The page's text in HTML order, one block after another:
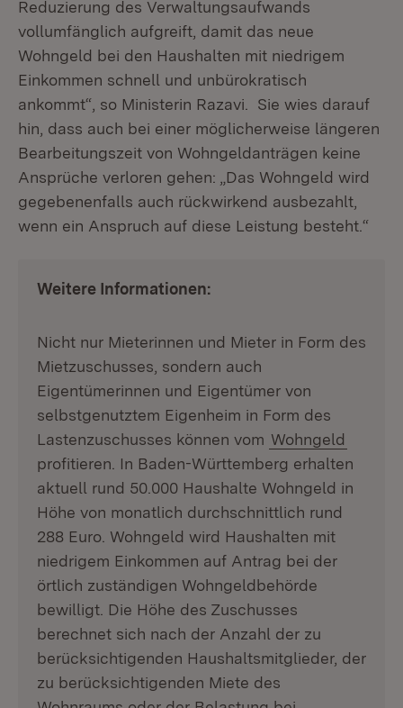
Reduzierung des Verwaltungsaufwands
vollumfänglich aufgreift, damit das neue
Wohngeld bei den Haushalten mit niedrigem
Einkommen schnell und unbürokratisch
ankommt“, so Ministerin Razavi. Sie wies darauf
hin, dass auch bei einer möglicherweise längeren
Bearbeitungszeit von Wohngeldanträgen keine
Ansprüche verloren gehen: „Das Wohngeld wird
gegebenenfalls auch rückwirkend ausbezahlt,
wenn ein Anspruch auf diese Leistung besteht.“
Weitere Informationen:
Nicht nur Mieterinnen und Mieter in Form des
Mietzuschusses, sondern auch
Eigentümerinnen und Eigentümer von
selbstgenutztem Eigenheim in Form des
Lastenzuschusses können vom Wohngeld
profitieren. In Baden-Württemberg erhalten
aktuell rund 50.000 Haushalte Wohngeld in
Höhe von monatlich durchschnittlich rund
288 Euro. Wohngeld wird Haushalten mit
niedrigem Einkommen auf Antrag bei der
örtlich zuständigen Wohngeldbehörde
bewilligt. Die Höhe des Zuschusses
berechnet sich nach der Anzahl der zu
berücksichtigenden Haushaltsmitglieder, der
zu berücksichtigenden Miete des